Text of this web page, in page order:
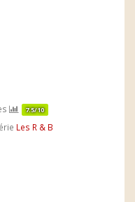
7.5/10
Les R & B